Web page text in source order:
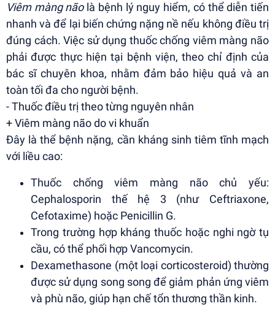
Viêm màng nãolà bệnh lý nguy hiểm, có thể diễn tiến
nhanh và để lại biến chứng nặng nề nếu không điều trị
đúng cách. Việc sử dụng thuốc chống viêm màng não
phải được thực hiện tại bệnh viện, theo chỉ định của
bác sĩ chuyên khoa, nhằm đảm bảo hiệu quả và an
toàn tối đa cho người bệnh.
- Thuốc điều trị theo từng nguyên nhân
+ Viêm màng não do vi khuẩn
Đây là thể bệnh nặng, cần kháng sinh tiêm tĩnh mạch
với liều cao:
Thuốc chống viêm màng não chủ yếu:
Cephalosporin thế hệ 3 (như Ceftriaxone,
Cefotaxime) hoặc Penicillin G.
Trong trường hợp kháng thuốc hoặc nghi ngờ tụ
cầu, có thể phối hợp Vancomycin.
Dexamethasone (một loại corticosteroid) thường
được sử dụng song song để giảm phản ứng viêm
và phù não, giúp hạn chế tổn thương thần kinh.